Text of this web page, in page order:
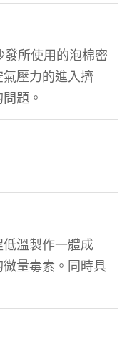
所使用的泡棉密
壓力的進入擠
題。
溫製作一體成
量毒素。同時具